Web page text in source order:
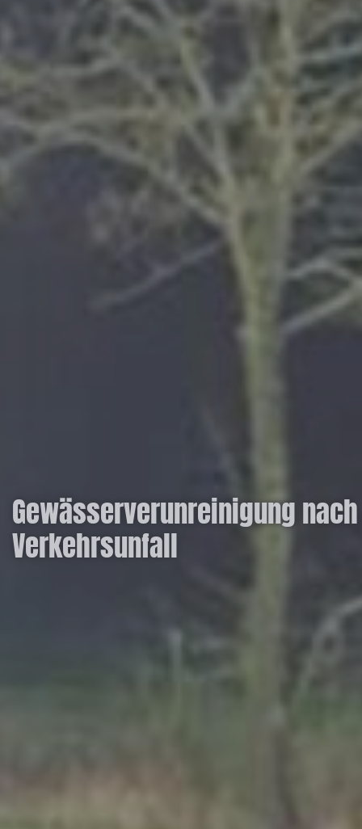
Gewässerverunreinigung nach
Verkehrsunfall